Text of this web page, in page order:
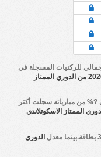
الإجمالي للركنيات المسجلة في
2026/27 من الدوري الممتاز
?% من مبارياته سجلت أكثر
الدوري